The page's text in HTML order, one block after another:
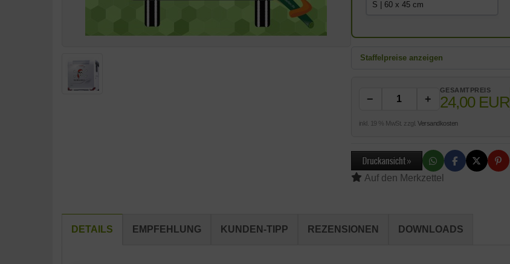
Staffelpreise anzeigen
− +
GESAMTPREIS
24,00 EUR
inkl. 19 % MwSt. zzgl.Versandkosten
DETAILS EMPFEHLUNG KUNDEN-TIPP REZENSIONEN DOWNLOADS